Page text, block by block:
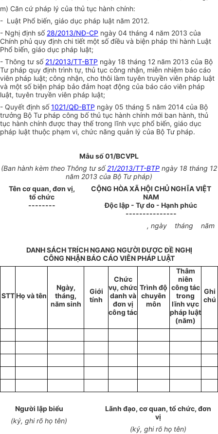
m) Căn cứ pháp lý của thủ tục hành chính:
- Luật Phổ biến, giáo dục pháp luật năm 2012.
- Nghị định số 28/2013/NĐ-CP ngày 04 tháng 4 năm 2013 của
Chính phủ quy định chi tiết một số điều và biện pháp thi hành Luật
Phổ biến, giáo dục pháp luật;
- Thông tư số 21/2013/TT-BTP ngày 18 tháng 12 năm 2013 của Bộ
Tư pháp quy định trình tự, thủ tục công nhận, miễn nhiệm báo cáo
viên pháp luật; công nhận, cho thôi làm tuyên truyền viên pháp luật
và một số biện pháp bảo đảm hoạt động của báo cáo viên pháp
luật, tuyên truyền viên pháp luật;
- Quyết định số1021/QĐ-BTP ngày 05 tháng 5 năm 2014 của Bộ
trưởng Bộ Tư pháp công bố thủ tục hành chính mới ban hành, thủ
tục hành chính được thay thế trong lĩnh vực phổ biến, giáo dục
pháp luật thuộc phạm vi, chức năng quản lý của Bộ Tư pháp.
Mẫu số 01/BCVPL
(Ban hành kèm theo Thông tư số21/2013/TT-BTP ngày 18 tháng 12
năm 2013 của Bộ Tư pháp)
Tên cơ quan, đơn vị,
tổ chức
--------
CỘNG HÒA XÃ HỘI CHỦ NGHĨA VIỆT
NAM
Độc lập - Tự do - Hạnh phúc
---------------
, ngày
tháng năm
DANH SÁCH TRÍCH NGANG NGƯỜI ĐƯỢC ĐỀ NGHỊ
CÔNG NHẬN BÁO CÁO VIÊN PHÁP LUẬT
STT Họ và tên
Ngày,
tháng,
năm sinh
Giới
tính
Chức
vụ, chức
danh và
đơn vị
công tác
Trình độ
chuyên
môn
Thâm
niên
công tác
trong
lĩnh vực
pháp luật
(năm)
Ghi
chú
Người lập biểu
(ký, ghi rõ họ tên)
Lãnh đạo, cơ quan, tổ chức, đơn
vị
(ký, ghi rõ họ tên)